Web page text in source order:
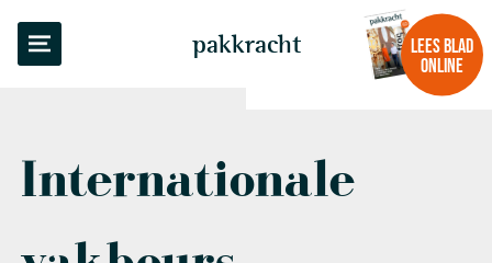
pakkracht
LEES BLAD
ONLINE
Internationale
TERUG NAAR OVERZICHT